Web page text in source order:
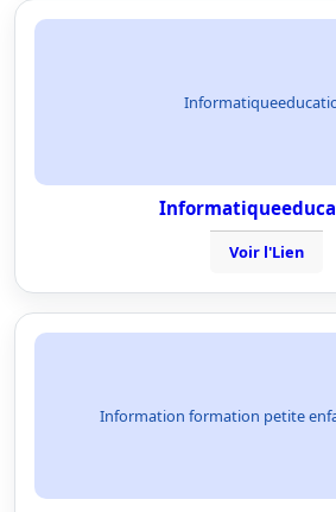
Voir l'Lien
Information formation petite